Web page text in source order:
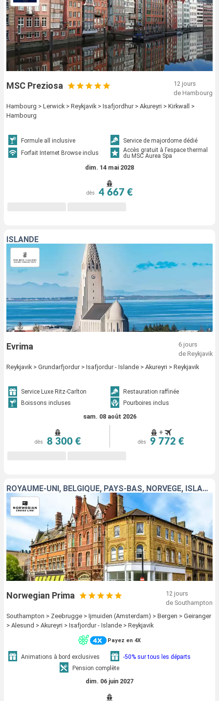
MSC Preziosa
12 jours
de Hambourg
Hambourg > Lerwick > Reykjavik > Isafjordhur > Akureyri > Kirkwall >
Hambourg
Formule all inclusive
Service de majordome dédié
Forfait Internet Browse inclus
Accès gratuit à l’espace thermal
du MSC Aurea Spa
dim. 14 mai 2028
dès 4 667 €
ISLANDE
Evrima
6 jours
de Reykjavik
Reykjavik > Grundarfjordur > Isafjordur - Islande > Akureyri > Reykjavik
Service Luxe Ritz-Carlton
Restauration raffinée
Boissons incluses
Pourboires inclus
sam. 08 août 2026
dès 8 300 €
+
dès 9 772 €
ROYAUME-UNI, BELGIQUE, PAYS-BAS, NORVÈGE, ISLANDE
Norwegian Prima
12 jours
de Southampton
Southampton > Zeebrugge > Ijmuiden (Amsterdam) > Bergen > Geiranger
> Alesund > Akureyri > Isafjordur - Islande > Reykjavik
Payez en 4X
Animations à bord exclusives
-50% sur tous les départs
Pension complète
dim. 06 juin 2027